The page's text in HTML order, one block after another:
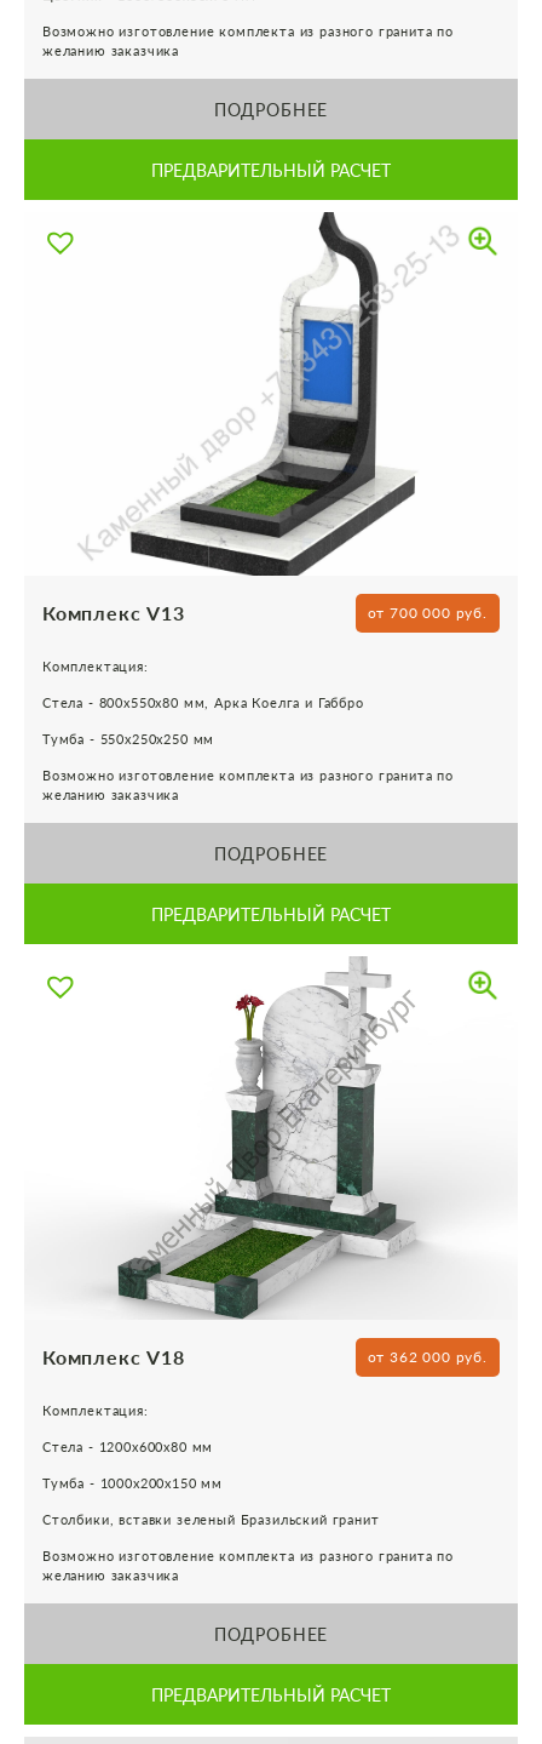
Возможно изготовление комплекта из разного гранита по
желанию заказчика
ПОДРОБНЕЕ
ПРЕДВАРИТЕЛЬНЫЙ РАСЧЕТ
Комплекс V13 от 700 000 руб.
Комплектация:
Стела - 800х550х80 мм, Арка Коелга и Габбро
Тумба - 550х250х250 мм
Возможно изготовление комплекта из разного гранита по
желанию заказчика
ПОДРОБНЕЕ
ПРЕДВАРИТЕЛЬНЫЙ РАСЧЕТ
Комплекс V18 от 362 000 руб.
Комплектация:
Стела - 1200х600х80 мм
Тумба - 1000х200х150 мм
Столбики, вставки зеленый Бразильский гранит
Возможно изготовление комплекта из разного гранита по
желанию заказчика
ПОДРОБНЕЕ
ПРЕДВАРИТЕЛЬНЫЙ РАСЧЕТ